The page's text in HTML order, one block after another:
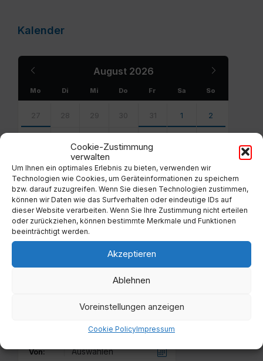
Cookie-Zustimmung
verwalten
Um Ihnen ein optimales Erlebnis zu bieten, verwenden wir
Technologien wie Cookies, um Geräteinformationen zu speichern
bzw. darauf zuzugreifen. Wenn Sie diesen Technologien zustimmen,
können wir Daten wie das Surfverhalten oder eindeutige IDs auf
dieser Website verarbeiten. Wenn Sie Ihre Zustimmung nicht erteilen
oder zurückziehen, können bestimmte Merkmale und Funktionen
beeinträchtigt werden.
Akzeptieren
Ablehnen
Voreinstellungen anzeigen
Cookie PolicyImpressum
Kalender
August 2026
Month
Mo Di Mi Do Fr Sa So
calendar
days
27 28 29 30 31 1 2
11 12 16
17 18 19 20 21 22 23
24 25 26 27 28 29 30
31 1
to
Von: